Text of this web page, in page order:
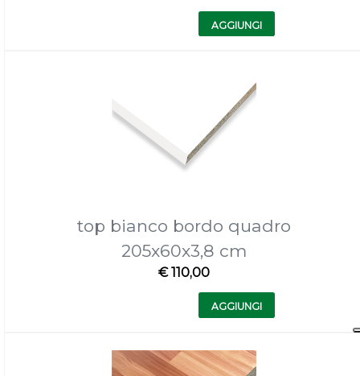
Quantità
AGGIUNGI
top bianco bordo quadro
205x60x3,8 cm
€ 110,00
Quantità
AGGIUNGI